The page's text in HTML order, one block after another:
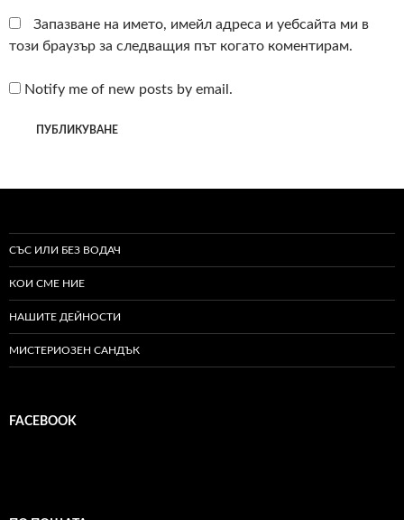
Запазване на името, имейл адреса и уебсайта ми в
този браузър за следващия път когато коментирам.
Notify me of new posts by email.
СЪС ИЛИ БЕЗ ВОДАЧ
КОИ СМЕ НИЕ
НАШИТЕ ДЕЙНОСТИ
МИСТЕРИОЗЕН САНДЪК
FACEBOOK